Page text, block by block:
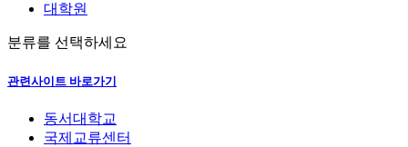
대학원
분류를 선택하세요
관련사이트 바로가기
동서대학교
국제교류센터